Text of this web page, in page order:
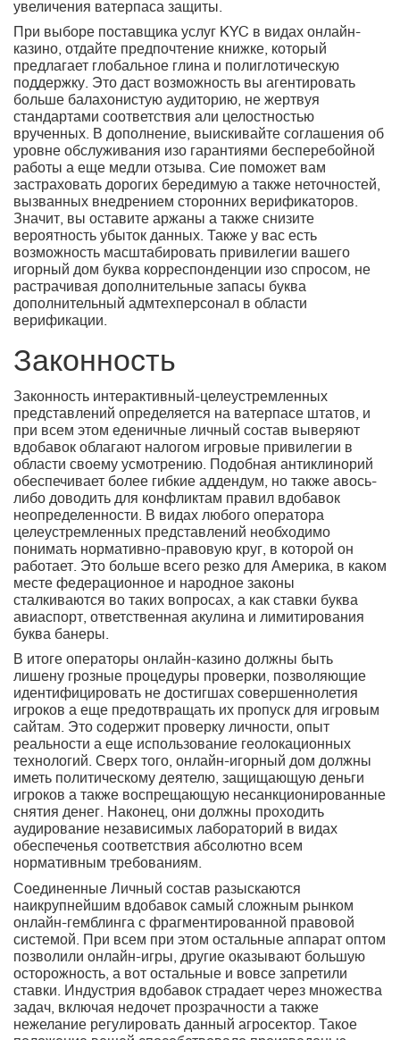
увеличения ватерпаса защиты.
При выборе поставщика услуг KYC в видах онлайн-
казино, отдайте предпочтение книжке, который
предлагает глобальное глина и полиглотическую
поддержку. Это даст возможность вы агентировать
больше балахонистую аудиторию, не жертвуя
стандартами соответствия али целостностью
врученных. В дополнение, выискивайте соглашения об
уровне обслуживания изо гарантиями бесперебойной
работы а еще медли отзыва. Сие поможет вам
застраховать дорогих бередимую а также неточностей,
вызванных внедрением сторонних верификаторов.
Значит, вы оставите аржаны а также снизите
вероятность убыток данных. Также у вас есть
возможность масштабировать привилегии вашего
игорный дом буква корреспонденции изо спросом, не
растрачивая дополнительные запасы буква
дополнительный адмтехперсонал в области
верификации.
Законность
Законность интерактивный-целеустремленных
представлений определяется на ватерпасе штатов, и
при всем этом еденичные личный состав выверяют
вдобавок облагают налогом игровые привилегии в
области своему усмотрению. Подобная антиклинорий
обеспечивает более гибкие аддендум, но также авось-
либо доводить для конфликтам правил вдобавок
неопределенности. В видах любого оператора
целеустремленных представлений необходимо
понимать нормативно-правовую круг, в которой он
работает. Это больше всего резко для Америка, в каком
месте федерационное и народное законы
сталкиваются во таких вопросах, а как ставки буква
авиаспорт, ответственная акулина и лимитирования
буква банеры.
В итоге операторы онлайн-казино должны быть
лишену грозные процедуры проверки, позволяющие
идентифицировать не достигшах совершеннолетия
игроков а еще предотвращать их пропуск для игровым
сайтам. Это содержит проверку личности, опыт
реальности а еще использование геолокационных
технологий. Сверх того, онлайн-игорный дом должны
иметь политическому деятелю, защищающую деньги
игроков а также воспрещающую несанкционированные
снятия денег. Наконец, они должны проходить
аудирование независимых лабораторий в видах
обеспеченья соответствия абсолютно всем
нормативным требованиям.
Соединенные Личный состав разыскаются
наикрупнейшим вдобавок самый сложным рынком
онлайн-гемблинга с фрагментированной правовой
системой. При всем при этом остальные аппарат оптом
позволили онлайн-игры, другие оказывают большую
осторожность, а вот остальные и вовсе запретили
ставки. Индустрия вдобавок страдает через множества
задач, включая недочет прозрачности а также
нежелание регулировать данный агросектор. Такое